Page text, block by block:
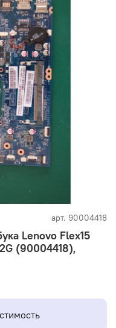
арт. 90004418
Lenovo Flex15
(90004418),